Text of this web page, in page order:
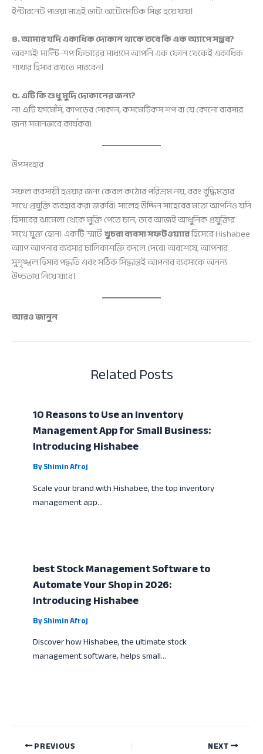
ইন্টারনেট পাওয়া মাত্রই ডাটা অটোমেটিক সিঙ্ক হয়ে যায়।
৪. আমার যদি একাধিক দোকান থাকে তবে কি এক অ্যাপে সম্ভব?
অবশ্যই! মাল্টি-শপ ফিচারের মাধ্যমে আপনি এক ফোন থেকেই একাধিক
শাখার হিসাব রাখতে পারবেন।
৫. এটি কি শুধু মুদি দোকানের জন্য?
না! এটি ফার্মেসি, কাপড়ের দোকান, কসমেটিকস শপ বা যে কোনো ব্যবসার
জন্য সমানভাবে কার্যকর।
উপসংহার
সফল ব্যবসায়ী হওয়ার জন্য কেবল কঠোর পরিশ্রম নয়, বরং বুদ্ধিমত্তার
সাথে প্রযুক্তি ব্যবহার করা জরুরি। সালেহ উদ্দিন সাহেবের মতো আপনিও যদি
হিসাবের ঝামেলা থেকে মুক্তি পেতে চান, তবে আজই আধুনিক প্রযুক্তির
সাথে যুক্ত হোন। একটি স্মার্টখুচরা ব্যবসা সফটওয়্যারহিসেবে Hishabee
অ্যাপ আপনার ব্যবসার চালিকাশক্তি বদলে দেবে। অবশেষে, আপনার
সুশৃঙ্খল হিসাব পদ্ধতি এবং সঠিক সিদ্ধান্তই আপনার ব্যবসাকে অনন্য
উচ্চতায় নিয়ে যাবে।
আরও জানুন
Related Posts
10 Reasons to Use an Inventory
Management App for Small Business:
Introducing Hishabee
ByShimin Afroj
Scale your brand with Hishabee, the top inventory
management app…
best Stock Management Software to
Automate Your Shop in 2026:
Introducing Hishabee
ByShimin Afroj
Discover how Hishabee, the ultimate stock
management software, helps small…
PREVIOUS NEXT